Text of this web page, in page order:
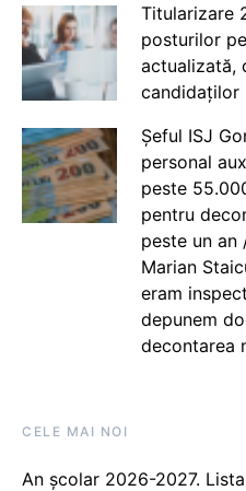
Titularizare
posturilor
actualizată,
candidaților
Șeful ISJ
personal
peste
pentru
peste un an
Marian
eram
depunem
decontarea
CELE MAI NOI
An școlar 2026-2027.